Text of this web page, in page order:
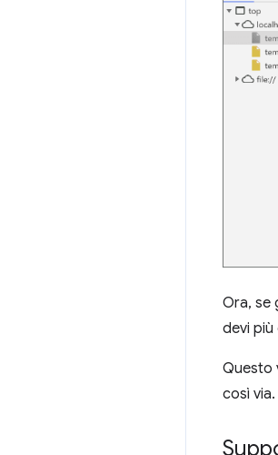
Ora, se
devi
Questo
così via.